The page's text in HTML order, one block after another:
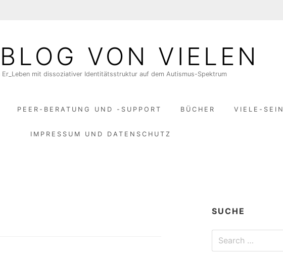
VON VIELEN
Er_Leben mit dissoziativer Identitätsstruktur auf dem Autismus-Spektrum
PEER-BERATUNG UND -SUPPORT BÜCHER VIELE-SEIN
IMPRESSUM UND DATENSCHUTZ
SUCHE
Search